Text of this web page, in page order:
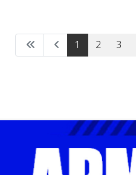
1 2 3